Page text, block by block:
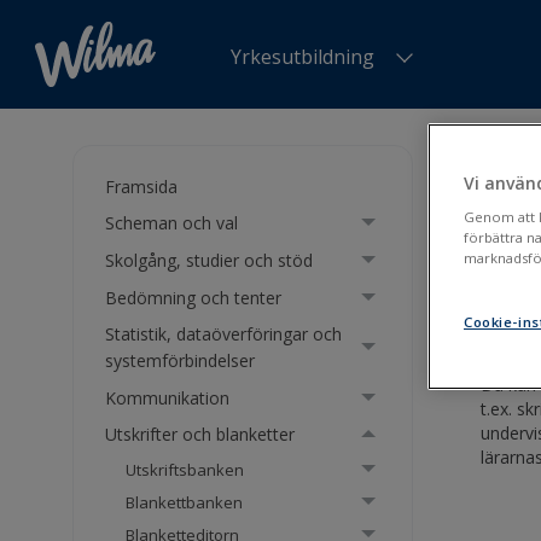
Yrkesutbildning
Framsida
Scheman och val
Skolgång, studier och stöd
Bedömning och tenter
Statistik, dataöverföringar och
systemförbindelser
Kommunikation
Utskrifter och blanketter
Utskriftsbanken
Blankettbanken
Blanketteditorn
Du
t.ex.
Vi
Genom att
förbättra
Cookie-